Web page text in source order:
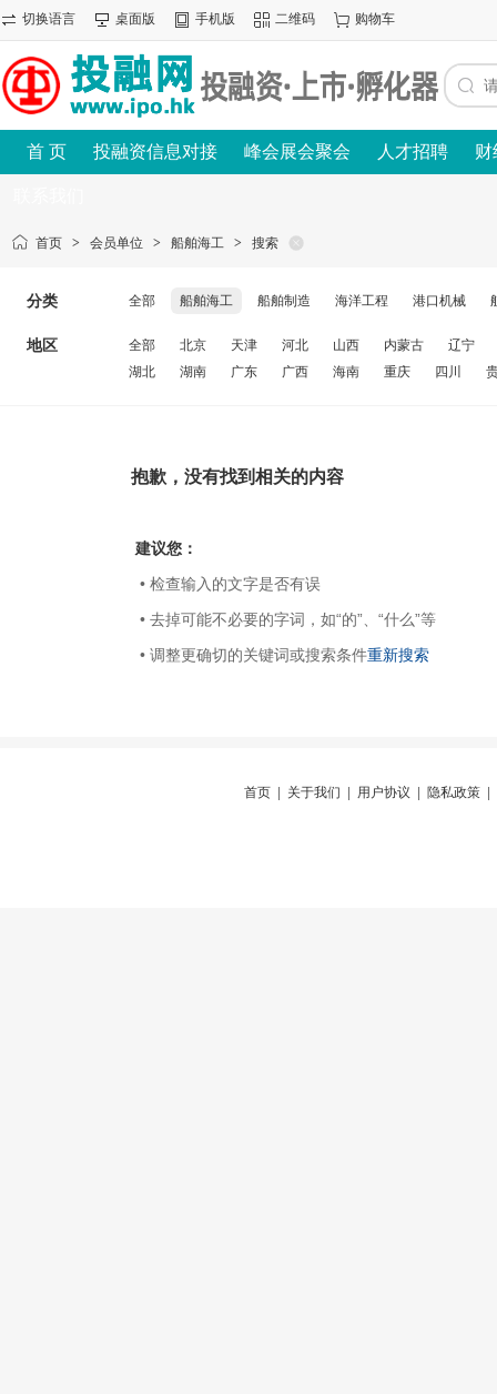
切换语言 桌面版 手机版 二维码 购物车
首 页 投融资信息对接 峰会展会聚会 人才招聘 财
首页 > 会员单位 > 船舶海工 > 搜索
分类 全部 船舶海工 船舶制造 海洋工程 港口机械
地区 全部 北京 天津 河北 山西 内蒙古
辽宁
湖北
湖南 广东 广西 海南 重庆 四川
抱歉，没有找到相关的内容
建议您：
• 检查输入的文字是否有误
• 去掉可能不必要的字词，如“的”、“什么”等
• 调整更确切的关键词或搜索条件重新搜索
首页 关于我们 用户协议 隐私政策